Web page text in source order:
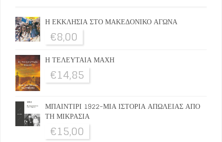
Η ΕΚΚΛΗΣΙΑ ΣΤΟ ΜΑΚΕΔΟΝΙΚΟ ΑΓΩΝΑ
€8,00
Η ΤΕΛΕΥΤΑΙΑ ΜΑΧΗ
€14,85
ΜΠΑΙΝΤΙΡΙ 1922-ΜΙΑ ΙΣΤΟΡΙΑ ΑΠΩΛΕΙΑΣ ΑΠΟ
ΤΗ ΜΙΚΡΑΣΙΑ
€15,00